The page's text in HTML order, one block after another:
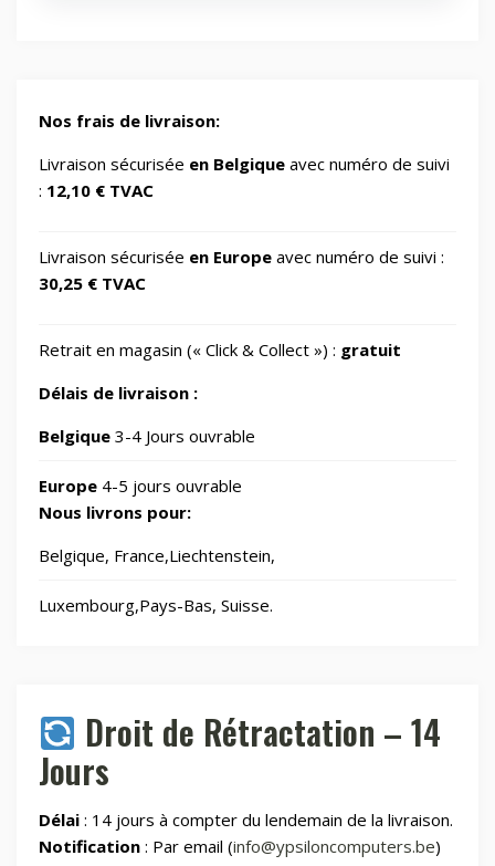
GSM Accessories/Tempered glass and
screen protectors/For smartwatches
1
IT Accessories/Monitor stands
Jardin
Jouets
Laser graveurs et découpeuses
Montres & Rings 100
Nos frais de livraison:
Livraison sécurisée en Belgique avec numéro de suivi
: 12,10 € TVAC
Livraison sécurisée en Europe avec numéro de suivi :
30,25 € TVAC
Retrait en magasin (« Click & Collect ») : gratuit
Délais de livraison :
Belgique 3-4 Jours ouvrable
Europe 4-5 jours ouvrable
Nous livrons pour:
Belgique, France,Liechtenstein,
Luxembourg,Pays-Bas, Suisse.
Droit de Rétractation – 14
Jours
Délai : 14 jours à compter du lendemain de la livraison.
Notification : Par email (info@ypsiloncomputers.be)